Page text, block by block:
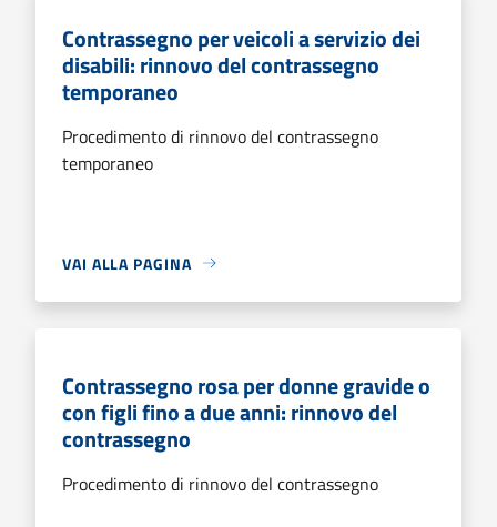
Contrassegno per veicoli a servizio dei
disabili: rinnovo del contrassegno
temporaneo
Procedimento di rinnovo del contrassegno
temporaneo
VAI ALLA PAGINA
Contrassegno rosa per donne gravide o
con figli fino a due anni: rinnovo del
contrassegno
Procedimento di rinnovo del contrassegno